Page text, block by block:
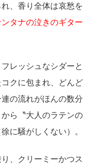
、香り全体は哀愁を
タナの泣きのギター
レッシュなシダーと
クに包まれ、どんど
の流れがほんの数分
ら〝大人のラテンの
に騒がしくない）。
、クリーミーかつス